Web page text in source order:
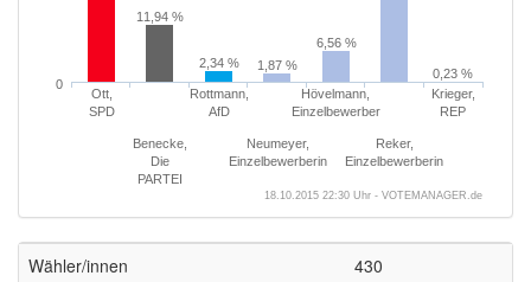
11,94 %
2,34 % 1,87 %
6,56 %
0,23 %
Ott,
SPD
Benecke,
Die
PARTEI
Rottmann,
AfD
Neumeyer,
Einzelbewerberin
Hövelmann,
Einzelbewerber
Reker,
Einzelbewerberin
Krieger,
REP
0
18.10.2015 22:30 Uhr - VOTEMANAGER.de
Wähler/innen
430